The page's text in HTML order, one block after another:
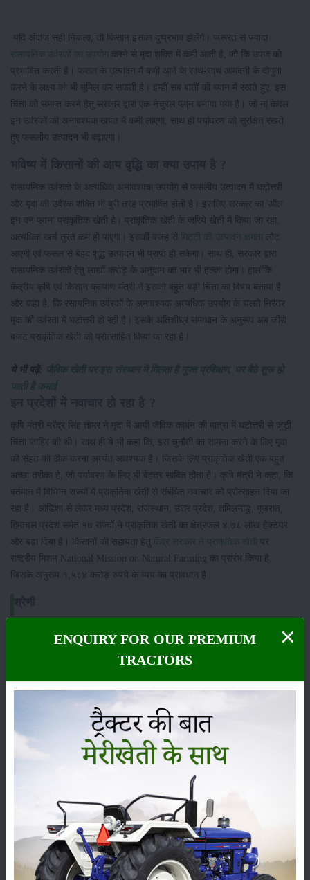
यदि अंदाज सही निकला, तो किसान इसका दुष्प्रभाव झेलेंगे। जरूरत से ज्यादा ​
रासायनिक उर्वरकों का उपयोग
करने से मृदा शक्ति में कमी आती है, जो कि उपज को
प्रभावित करती है। फसल के उत्पादन में कमी आने के साथ-साथ आमंदनी के दोगुना
करने के लक्ष्य को भी धूमिल कर सकती है। इन्हीं सब बातों को ध्यान में रखते हुए, इस
चिंता को समाप्त करने हेतु सरकार द्वारा एक नेचुरल प्लान बनाया गया है। जो ना केवल
इन उर्वरकों की अनावश्यक खपत में कमी लाएगा, साथ ही पर्यावरण को सुरक्षित रखते
हुए फसलीय उत्पादन भी बढ़ाएगा।
रासायनिक उर्वरकों के अत्यधिक अनावश्यक उपयोग से फसलीय उत्पादन में घटोत्तरी
और मृदा की उर्वरक शक्ति भी बुरी तरह प्रभावित होती है। इसलिए सरकार का 'ऑल
इन वन प्लान' प्राकृतिक खेती है। प्राकृतिक खेती के जरिये खेती में किया जा रहा,
अत्यधिक खर्च तुरंत कम हो पाएगा। इसकी वजह से
मिट्टी की उत्पादन क्षमता
लौट
आएगी एवं फसल से बेहद शुद्ध उत्पादन भी प्राप्त हो सकेगा। साथ ही, सरकार द्वारा ​
रासायनिक उर्वरकों हेतु लाखों करोड़ के अनुदान का भार भी हल्का होगा। हालाँकि
केंद्रीय कृषि एवं किसान कल्याण मंत्री ने इसको बहुत बड़ी चिंता का विषय बताया है
और कहा है, कि रसायनिक उर्वरकों के अनावश्यक अत्यधिक उपयोग के चलते निरंतर
मृदा की उर्वरता में घटोत्तरी हो रही है। इसके अतिशीघ्र समाधान के अनुरूप अब जीरो
बजट प्राकृतिक खेती को प्रोत्साहित किया जा रहा है।
ये भी पढ़ें: जैविक खेती पर इस संस्थान में मिलता है मुफ्त प्रशिक्षण, घर बैठे शुरू हो
जाती है कमाई
कृषि मंत्री नरेंद्र सिंह तोमर ने मृदा में आयी जैविक ​कार्बन की मात्रा में घटोत्तरी से जुड़ी
चिंता जाहिर की थी। साथ ही ये भी कहा कि, इस चुनौती का सामना करने के लिए मृदा
की सेहत को ठीक करना अत्यंत आवश्यक है। जिसके लिए प्राकृतिक खेती एक बहुत
अच्छा तरीका है, जो पर्यावरण के लिए भी बेहतर साबित होता है। कृषि मंत्री ने कहा, कि
वर्तमान में विभिन्न राज्यों में प्राकृतिक खेती से संबंधित नवाचार को प्रोत्साहन दिया जा
रहा है। ओडिशा से लेकर मध्य प्रदेश, राजस्थान, उत्तर प्रदेश, तमिलनाडु, गुजरात,
हिमाचल प्रदेश समेत १७ राज्यों ने प्राकृतिक खेती का क्षेत्रफल ४.७८ लाख हेक्टेयर
और बढ़ा दिया है। किसानों की सहायता हेतु
केंद्र सरकार ने प्राकृतिक खेती
पर
राष्ट्रीय मिशन National Mission on Natural Farming का प्रारंभ किया है,
जिसके अनुरूप १,५८४ करोड़ रुपये के व्यय का प्रावधान है।
फसल भंडारण
कीटनाशक पशुपालन
कृषि यंत्र समाचार
ENQUIRY FOR OUR PREMIUM
TRACTORS